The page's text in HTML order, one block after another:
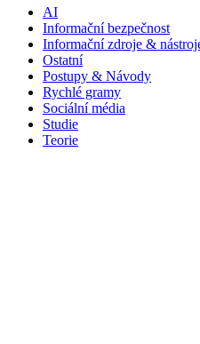
AI
Informační bezpečnost
Informační zdroje &
Ostatní
Postupy & Návody
Rychlé gramy
Sociální média
Studie
Teorie